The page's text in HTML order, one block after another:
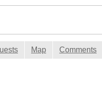
Map Comments